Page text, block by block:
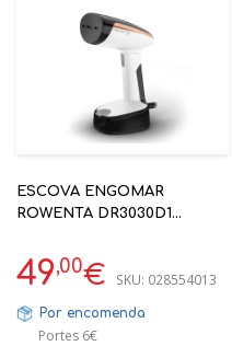
ESCOVA ENGOMAR
ROWENTA DR3030D1
49,00€ SKU: 028554013
Por encomenda
Portes 6€